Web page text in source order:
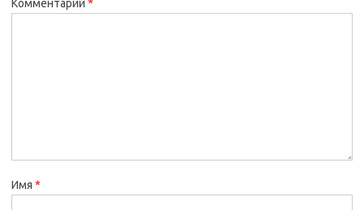
Комментарий *
Имя *